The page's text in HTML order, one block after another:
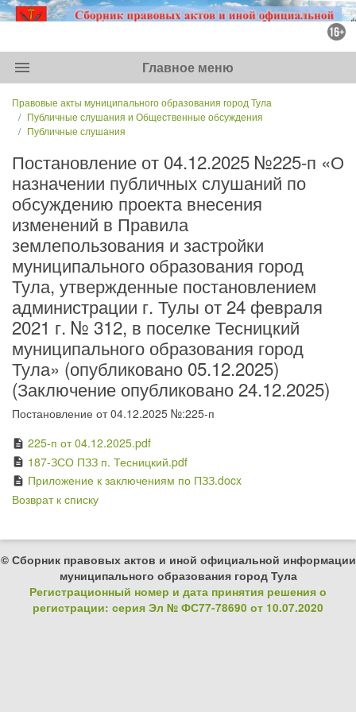
menu Главное меню
Правовые акты муниципального образования город Тула
Публичные слушания и Общественные обсуждения
Публичные слушания
Постановление от 04.12.2025 №225-п «О
назначении публичных слушаний по
обсуждению проекта внесения
изменений в Правила
землепользования и застройки
муниципального образования город
Тула, утвержденные постановлением
администрации г. Тулы от 24 февраля
2021 г. № 312, в поселке Тесницкий
муниципального образования город
Тула» (опубликовано 05.12.2025)
(Заключение опубликовано 24.12.2025)
Постановление от 04.12.2025 №:225-п
description 225-п от 04.12.2025.pdf
description 187-ЗСО ПЗЗ п. Тесницкий.pdf
description Приложение к заключениям по ПЗЗ.docx
Возврат к списку
© Сборник правовых актов и иной официальной информации
муниципального образования город Тула
Регистрационный номер и дата принятия решения о
регистрации: серия Эл № ФС77-78690 от 10.07.2020